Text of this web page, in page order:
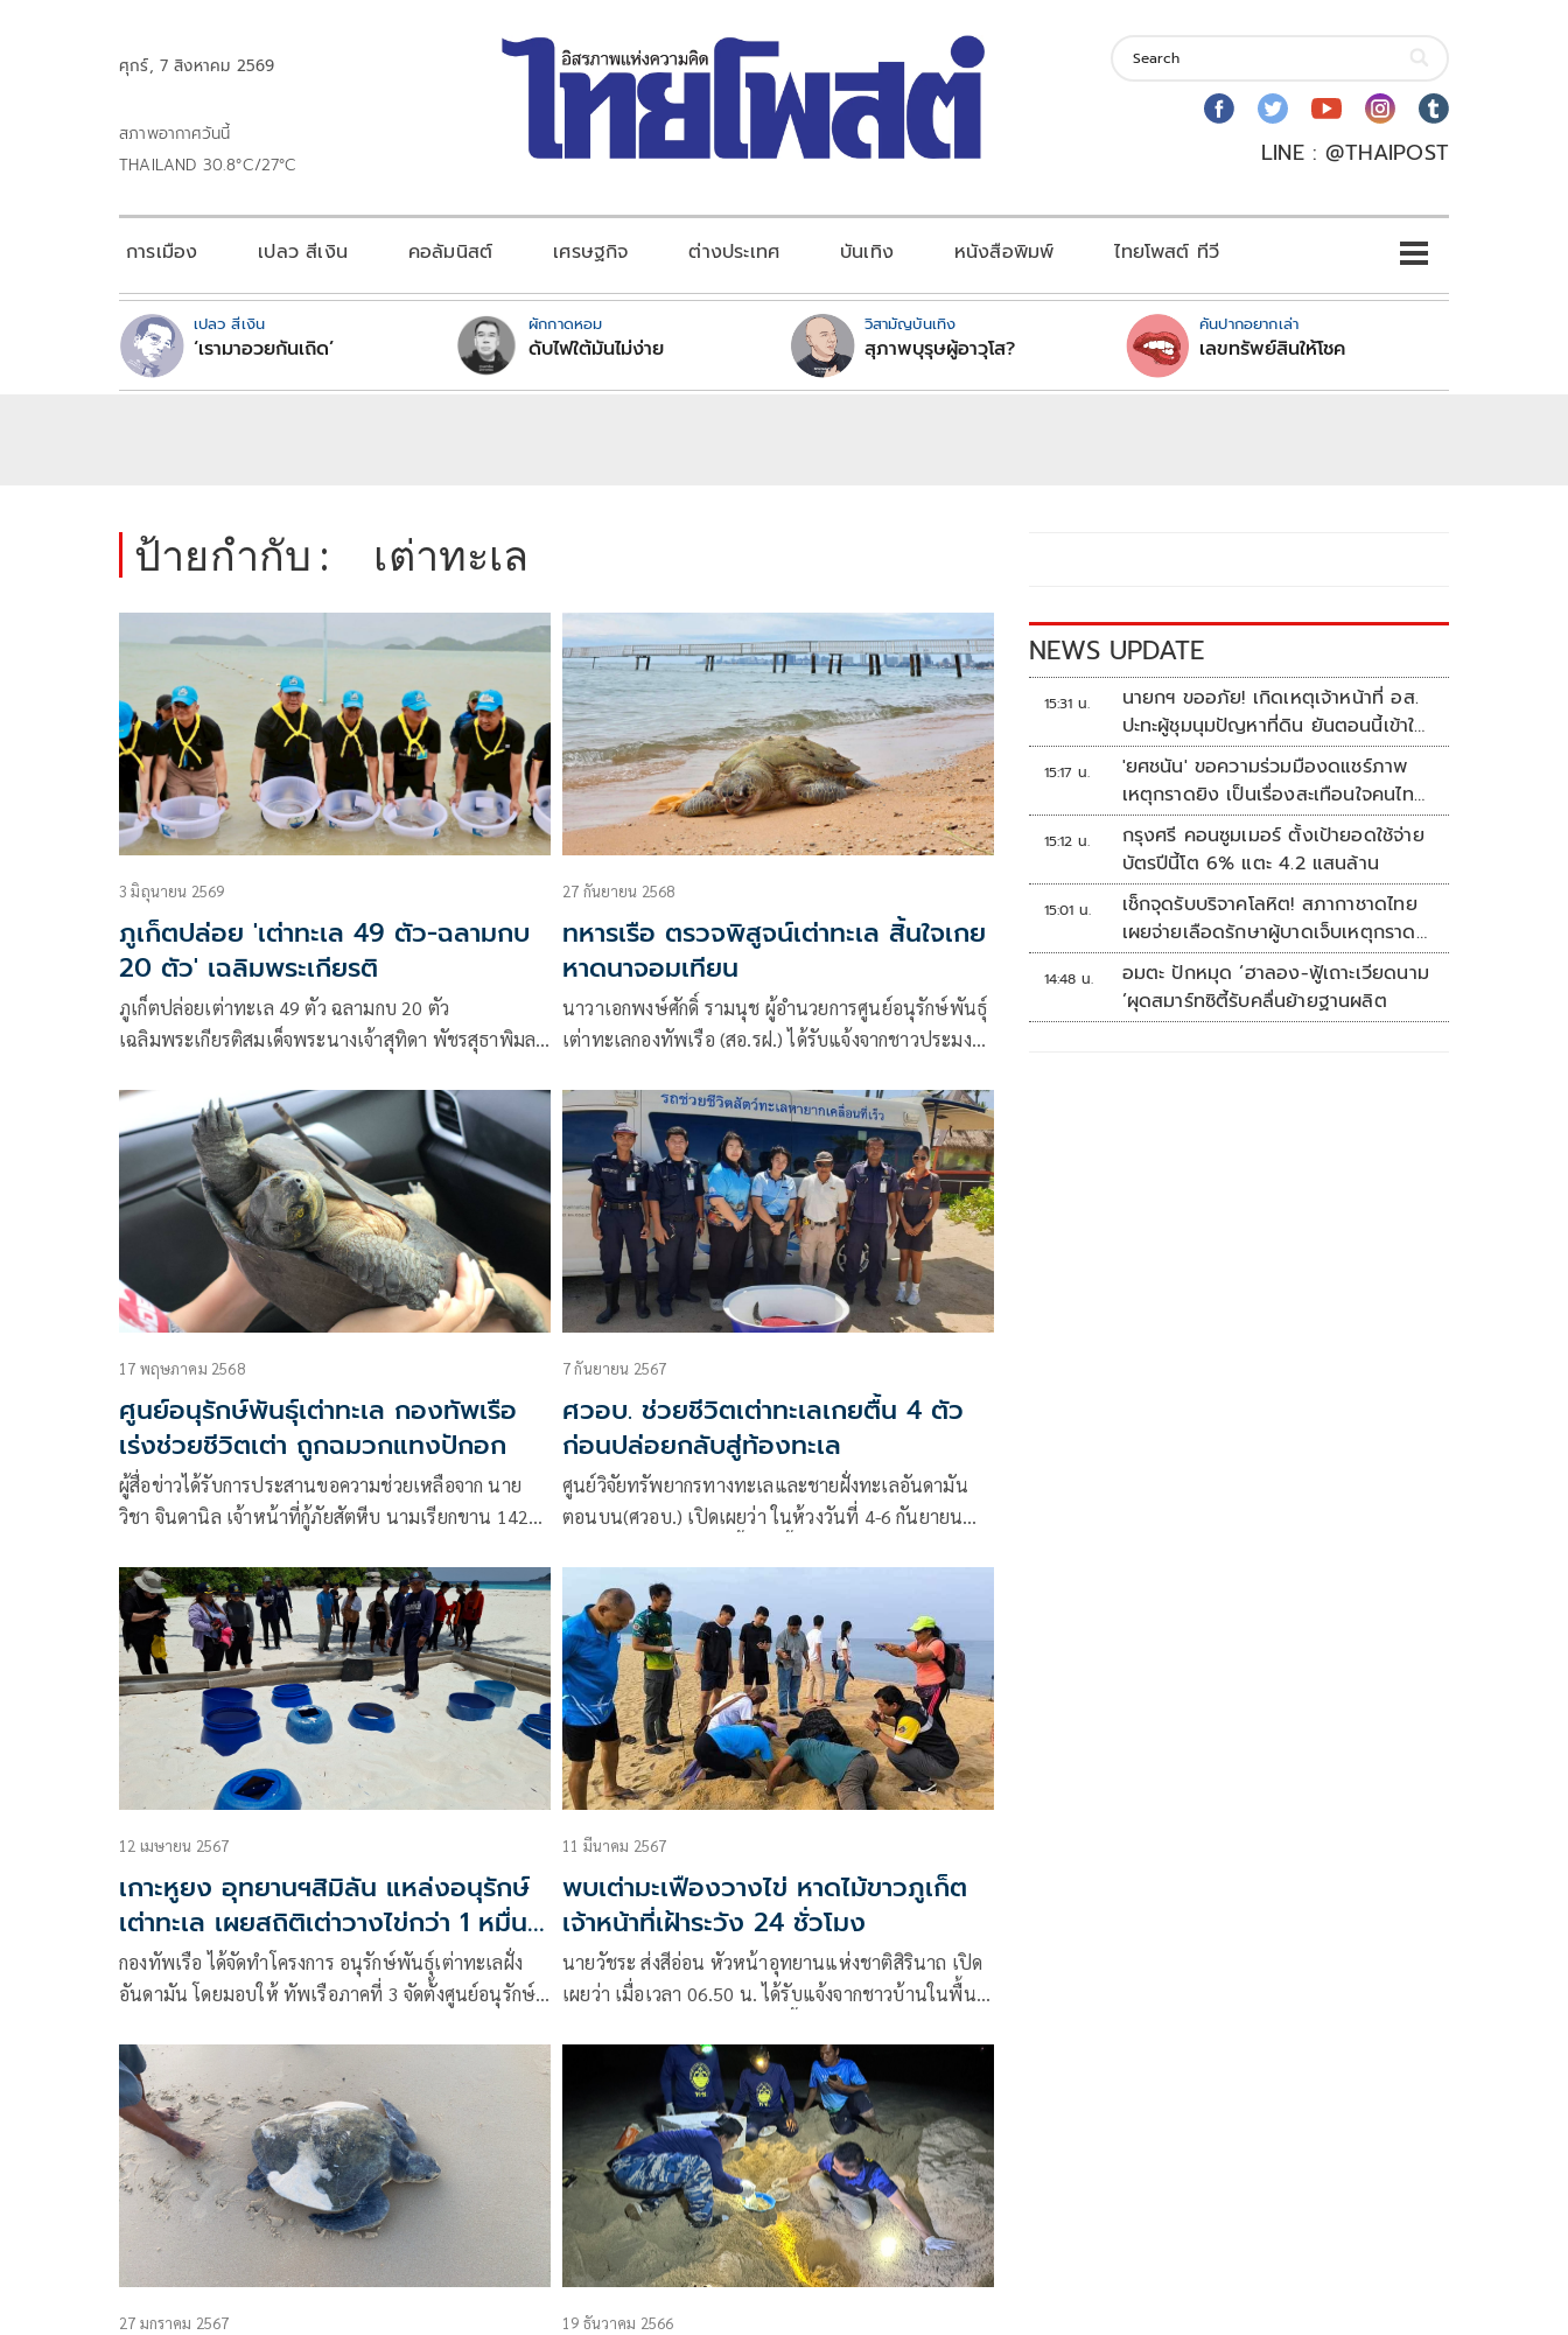
ศุกร์, 7 สิงหาคม 2569
สภาพอากาศวันนี้
THAILAND 30.8°C/27°C
LINE : @THAIPOST
การเมือง เปลว สีเงิน คอลัมนิสต์ เศรษฐกิจ ต่างประเทศ บันเทิง หนังสือพิมพ์ ไทยโพสต์ ทีวี
เปลว สีเงิน
‘เรามาอวยกันเถิด’
ผักกาดหอม
ดับไฟใต้มันไม่ง่าย
วิสามัญบันเทิง
สุภาพบุรุษผู้อาวุโส?
คันปากอยากเล่า
เลขทรัพย์สินให้โชค
ป้ายกำกับ : เต่าทะเล
3 มิถุนายน 2569
ภูเก็ตปล่อย 'เต่าทะเล 49 ตัว-ฉลามกบ
20 ตัว' เฉลิมพระเกียรติ
ภูเก็ตปล่อยเต่าทะเล 49 ตัว ฉลามกบ 20 ตัว
เฉลิมพระเกียรติสมเด็จพระนางเจ้าสุทิดา พัชรสุธาพิมล
27 กันยายน 2568
ทหารเรือ ตรวจพิสูจน์เต่าทะเล สิ้นใจเกย
หาดนาจอมเทียน
นาวาเอกพงษ์ศักดิ์ รามนุช ผู้อํานวยการศูนย์อนุรักษ์พันธุ์
เต่าทะเลกองทัพเรือ (สอ.รฝ.) ได้รับแจ้งจากชาวประมง
ชนิด นอนตายเกยตื้น โดยยังไม่ทราบสาเหตุ
17 พฤษภาคม 2568
ศูนย์อนุรักษ์พันธุ์เต่าทะเล กองทัพเรือ
เร่งช่วยชีวิตเต่า ถูกฉมวกแทงปักอก
ผู้สื่อข่าวได้รับการประสานขอความช่วยเหลือจาก นาย
วิชา จินดานิล เจ้าหน้าที่กู้ภัยสัตหีบ นามเรียกขาน 142
ได้รับบาดเจ็บ นำมาส่งมอบไว้ให้ที่ หน่วยกู้ภัยมูลนิธิสว่าง
โรจนธรรมสถานสัตหีบ ต.สัตหีบ อ.สัตหีบ จ.ชลบุรี ขอให้
ช่วยนำส่งหน่วยงานที่เกี่ยวข้อง เพื่อทำการรักษาให้รอด
ชีวิต
7 กันยายน 2567
ศวอบ. ช่วยชีวิตเต่าทะเลเกยตื้น 4 ตัว
ก่อนปล่อยกลับสู่ท้องทะเล
ศูนย์วิจัยทรัพยากรทางทะเลและชายฝั่งทะเลอันดามัน
ตอนบน(ศวอบ.) เปิดเผยว่า ในห้วงวันที่ 4-6 กันยายน
12 เมษายน 2567
เกาะหูยง อุทยานฯสิมิลัน แหล่งอนุรักษ์
เต่าทะเล เผยสถิติเต่าวางไข่กว่า 1 หมื่น
ฟองต่อปี
กองทัพเรือ ได้จัดทำโครงการ อนุรักษ์พันธุ์เต่าทะเลฝั่ง
อันดามัน โดยมอบให้ ทัพเรือภาคที่ 3 จัดตั้งศูนย์อนุรักษ์
ทะเลจำนวน 2 จุดพื้นที่แรกเป็นการอนุรักษ์เพราะฟักไข่
เต่าในพื้นที่เกาะ
11 มีนาคม 2567
พบเต่ามะเฟืองวางไข่ หาดไม้ขาวภูเก็ต​
เจ้าหน้าที่เฝ้าระวัง 24 ชั่วโมง
นายวัชระ ส่งสีอ่อน หัวหน้าอุทยานแห่งชาติสิรินาถ เปิด
เผยว่า​ เมื่อเวลา​ 06.50 น.​ ได้รับแจ้งจากชาวบ้านในพื้นที่
บริเวณหน่วยพิทักษ์อุทยานแห่งชาติที่ สน.2 (ท่าฉัตร
ไชย) จุดชมเครื่องบิน ขึ้น-ลง (หาดไม้ขาว)
27 มกราคม 2567 19 ธันวาคม 2566
NEWS UPDATE
15:31 น.
นายกฯ ขออภัย! เกิดเหตุเจ้าหน้าที่ อส.
ปะทะผู้ชุมนุมปัญหาที่ดิน ยันตอนนี้เข้าใจ
กันแล้ว
15:17 น.
'ยศชนัน' ขอความร่วมมืองดแชร์ภาพ
เหตุกราดยิง เป็นเรื่องสะเทือนใจคนไทย
ทั้งประเทศ
15:12 น.
กรุงศรี คอนซูมเมอร์ ตั้งเป้ายอดใช้จ่าย
บัตรปีนี้โต 6% แตะ 4.2 แสนล้าน
15:01 น.
เช็กจุดรับบริจาคโลหิต! สภากาชาดไทย
เผยจ่ายเลือดรักษาผู้บาดเจ็บเหตุกราด
ยิงแล้ว 148 ยูนิต
14:48 น.
อมตะ ปักหมุด ‘ฮาลอง-ฟู้เถาะเวียดนาม
’ผุดสมาร์ทซิตี้รับคลื่นย้ายฐานผลิต